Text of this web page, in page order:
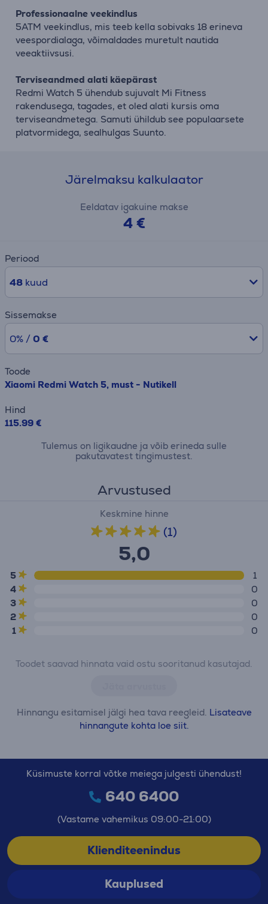
Professionaalne veekindlus
5ATM veekindlus, mis teeb kella sobivaks 18 erineva
veespordialaga, võimaldades muretult nautida
veeaktiivsusi.
Terviseandmed alati käepärast
Redmi Watch 5 ühendub sujuvalt Mi Fitness
rakendusega, tagades, et oled alati kursis oma
terviseandmetega. Samuti ühildub see populaarsete
platvormidega, sealhulgas Suunto.
Järelmaksu kalkulaator
Eeldatav igakuine makse
4 €
Periood
48kuud
Sissemakse
0% / 0 €
Toode
Xiaomi Redmi Watch 5, must - Nutikell
Hind
115.99 €
Tulemus on ligikaudne ja võib erineda sulle
pakutavatest tingimustest.
Arvustused
Keskmine hinne
(1)
5,0
5
1
4
0
3
0
2
0
1
0
Toodet saavad hinnata vaid ostu sooritanud kasutajad.
Hinnangu esitamisel jälgi hea tava reegleid. Lisateave
hinnangute kohta loe siit.
Küsimuste korral võtke meiega julgesti ühendust!
640 6400
(Vastame vahemikus 09:00-21:00)
Klienditeenindus
Kauplused